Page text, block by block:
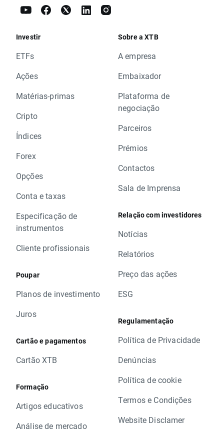
Investir
ETFs
Ações
Matérias-primas
Cripto
Índices
Forex
Opções
Conta e taxas
Especificação de
instrumentos
Cliente profissionais
Poupar
Planos de investimento
Juros
Cartão e pagamentos
Cartão XTB
Formação
Artigos educativos
Análise de mercado
Sobre a XTB
A empresa
Embaixador
Plataforma de
negociação
Parceiros
Prémios
Contactos
Sala de Imprensa
Relação com investidores
Notícias
Relatórios
Preço das ações
ESG
Regulamentação
Política de Privacidade
Denúncias
Política de cookie
Termos e Condições
Website Disclamer